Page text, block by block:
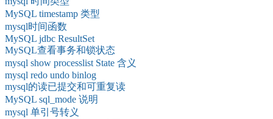
MySQL timestamp 类型
mysql时间函数
MySQL jdbc ResultSet
MySQL查看事务和锁状态
mysql show processlist State 含义
mysql redo undo binlog
mysql的读已提交和可重复读
MySQL sql_mode 说明
mysql 单引号转义